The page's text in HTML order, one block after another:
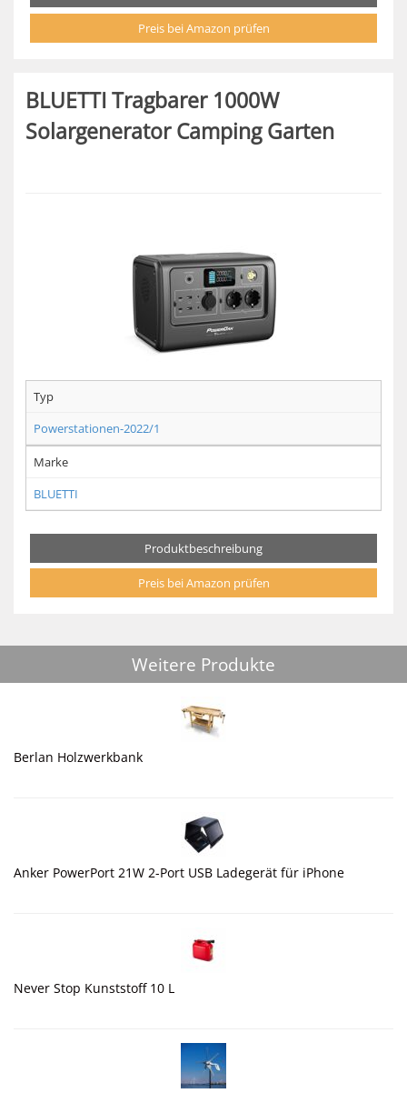
Preis bei Amazon prüfen
BLUETTI Tragbarer 1000W
Solargenerator Camping Garten
Typ
Powerstationen-2022/1
Marke
BLUETTI
Produktbeschreibung
Preis bei Amazon prüfen
Weitere Produkte
Berlan Holzwerkbank
Anker PowerPort 21W 2-Port USB Ladegerät für iPhone
Never Stop Kunststoff 10 L